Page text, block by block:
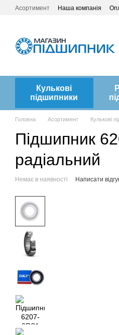
Перейти до основного контенту
Асортимент Наша компанія
Кулькові
підшипники
Головна Асортимент Кулькові
Підшипник
радіальний
Немає в наявності Написати